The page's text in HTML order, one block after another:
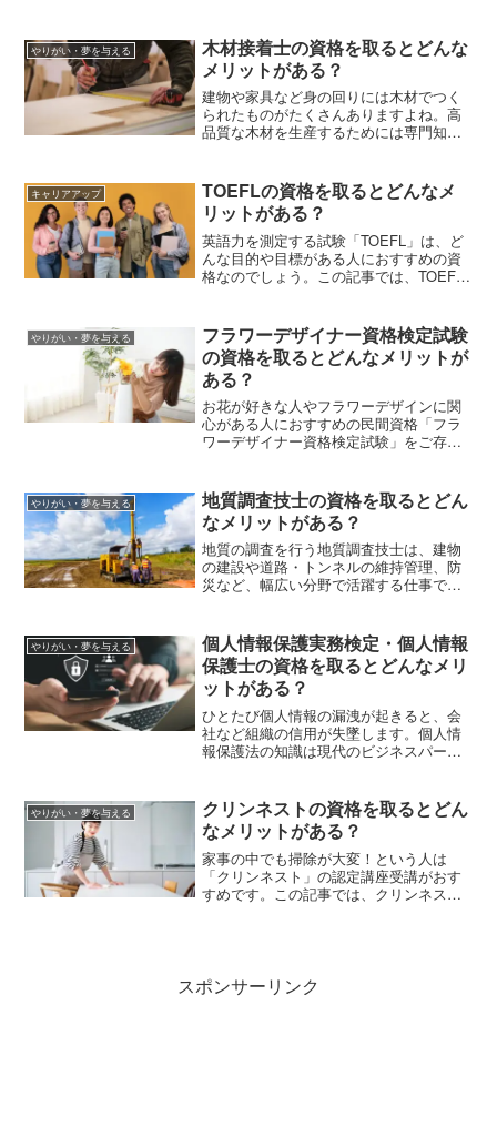
詳しく紹介していきます。
やりがい・夢を与える
木材接着士の資格を取るとどんな
メリットがある？
建物や家具など身の回りには木材でつく
られたものがたくさんありますよね。高
品質な木材を生産するためには専門知識
会、試験について概要を解説します。
キャリアアップ
TOEFLの資格を取るとどんなメ
リットがある？
英語力を測定する試験「TOEFL」は、ど
んな目的や目標がある人におすすめの資
格なのでしょう。この記事では、TOEFL
の留学や外資系企業への就職・転職、
MBAを目指す人は是非チェックしてくだ
さいね。
やりがい・夢を与える
フラワーデザイナー資格検定試験
の資格を取るとどんなメリットが
ある？
お花が好きな人やフラワーデザインに関
心がある人におすすめの民間資格「フラ
ワーデザイナー資格検定試験」をご存知
の違い、各級の試験の出題テーマ、受験
資格や受験料を解説します。
やりがい・夢を与える
地質調査技士の資格を取るとどん
なメリットがある？
地質の調査を行う地質調査技士は、建物
の建設や道路・トンネルの維持管理、防
災など、幅広い分野で活躍する仕事であ
格取得にかかる費用、受験資格などを解
説します。
やりがい・夢を与える
個人情報保護実務検定・個人情報
保護士の資格を取るとどんなメリ
ットがある？
ひとたび個人情報の漏洩が起きると、会
社など組織の信用が失墜します。個人情
報保護法の知識は現代のビジネスパーソ
いて、課題Ⅰと課題Ⅱの概要、資格取得
のメリットなどを解説します。
やりがい・夢を与える
クリンネストの資格を取るとどん
なメリットがある？
家事の中でも掃除が大変！という人は
「クリンネスト」の認定講座受講がおす
すめです。この記事では、クリンネスト
スポンサーリンク